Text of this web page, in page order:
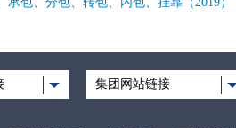
集团网站链接